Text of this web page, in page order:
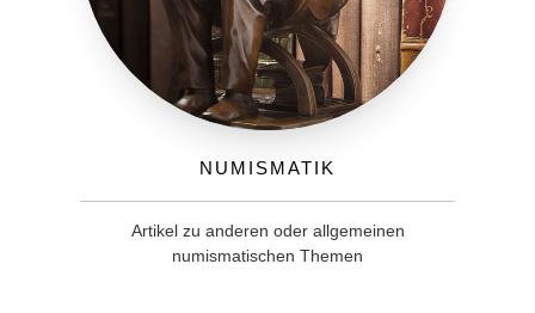
Numismatik
Artikel zu anderen oder allgemeinen
numismatischen Themen